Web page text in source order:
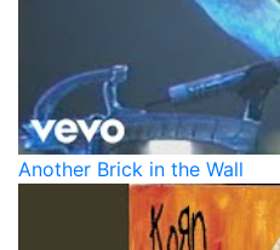
Another Brick in the Wall